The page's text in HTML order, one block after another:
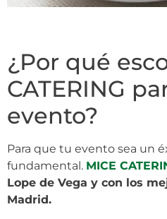
¿Por qué
CATERING
evento?
Para que tu evento sea un
fundamental. MICE
Lope de Vega y con los
Madrid.